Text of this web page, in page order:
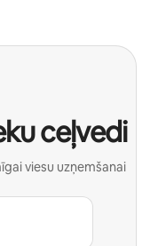
ceļvedi
viesu uzņemšanai